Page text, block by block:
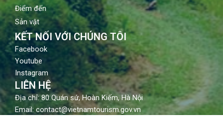
Điểm đến
Sản vật
KẾT NỐI VỚI CHÚNG TÔI
Facebook
Youtube
Instagram
LIÊN HỆ
Địa chỉ: 80 Quán sứ, Hoàn Kiếm, Hà Nội
Email: contact@vietnamtourism.gov.vn